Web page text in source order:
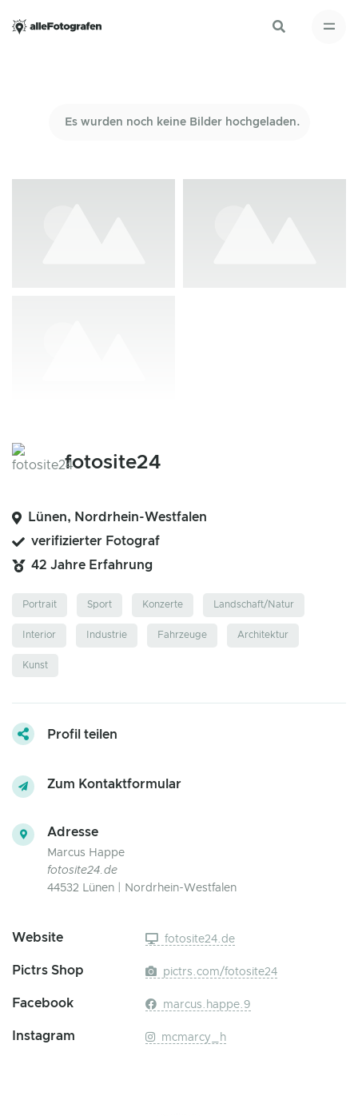
Es wurden noch keine Bilder hochgeladen.
fotosite24
Lünen, Nordrhein-Westfalen
verifizierter Fotograf
42 Jahre Erfahrung
Portrait Sport Konzerte Landschaft/Natur
Interior Industrie Fahrzeuge Architektur
Kunst
Profil teilen
Zum Kontaktformular
Adresse
Marcus Happe
fotosite24.de
44532 Lünen | Nordrhein-Westfalen
Website fotosite24.de
Pictrs Shop pictrs.com/fotosite24
Facebook marcus.happe.9
Instagram mcmarcy_h